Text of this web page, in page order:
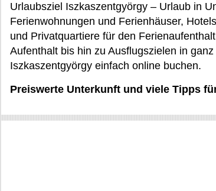
Urlaubsziel Iszkaszentgyörgy – Urlaub in
Ferienwohnungen und Ferienhäuser,
und Privatquartiere für den
Aufenthalt bis hin zu Ausflugszielen in
Iszkaszentgyörgy einfach online buchen.
Preiswerte Unterkunft und viele Tipps